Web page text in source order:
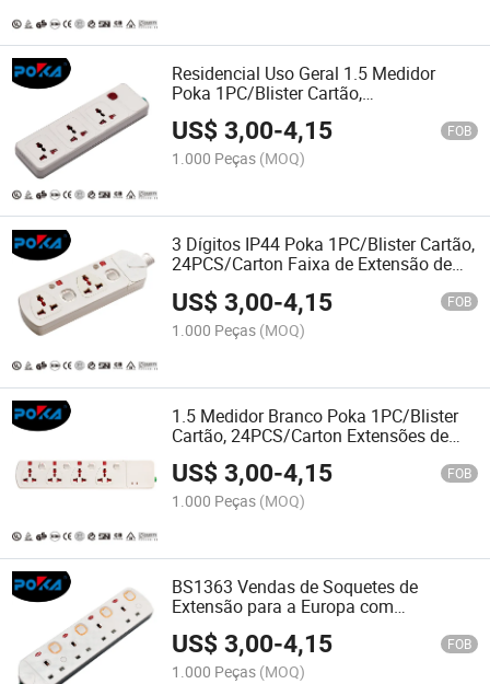
Residencial Uso Geral 1.5 Medidor
Poka 1PC/Blister Cartão,
24PCS/Carton Régua de Energia com
Múltiplas Tomadas Elétricas
US$3,00-4,15 FOB
1.000 Peças (MOQ)
3 Dígitos IP44 Poka 1PC/Blister Cartão,
24PCS/Carton Faixa de Extensão de
US$3,00-4,15 FOB
1.000 Peças (MOQ)
1.5 Medidor Branco Poka 1PC/Blister
Cartão, 24PCS/Carton Extensões de
Plugues de Múltiplos Soquetes
US$3,00-4,15 FOB
1.000 Peças (MOQ)
BS1363 Vendas de Soquetes de
Extensão para a Europa com
Certificação BS
US$3,00-4,15 FOB
1.000 Peças (MOQ)